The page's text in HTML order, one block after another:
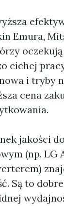
Emura,
cichej
i tryby
cena
jakości
(np.
Są to